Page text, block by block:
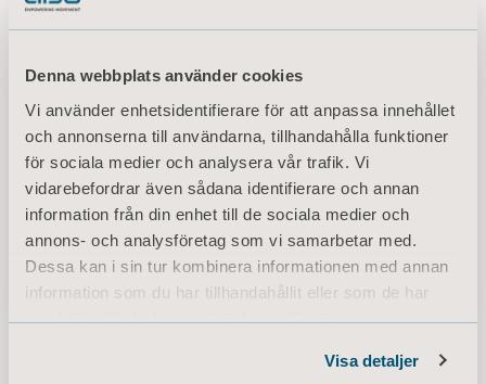
Denna webbplats använder cookies
Vi använder enhetsidentifierare för att anpassa innehållet
och annonserna till användarna, tillhandahålla funktioner
för sociala medier och analysera vår trafik. Vi
vidarebefordrar även sådana identifierare och annan
information från din enhet till de sociala medier och
annons- och analysföretag som vi samarbetar med.
Dessa kan i sin tur kombinera informationen med annan
information som du har tillhandahållit eller som de har
samlat in när du har använt deras tjänster.
Visa detaljer
Citadel
Integrerat system för patienter med omfattande
vårdbehov